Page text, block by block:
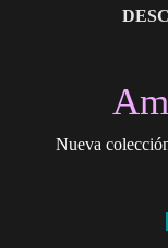
Nueva